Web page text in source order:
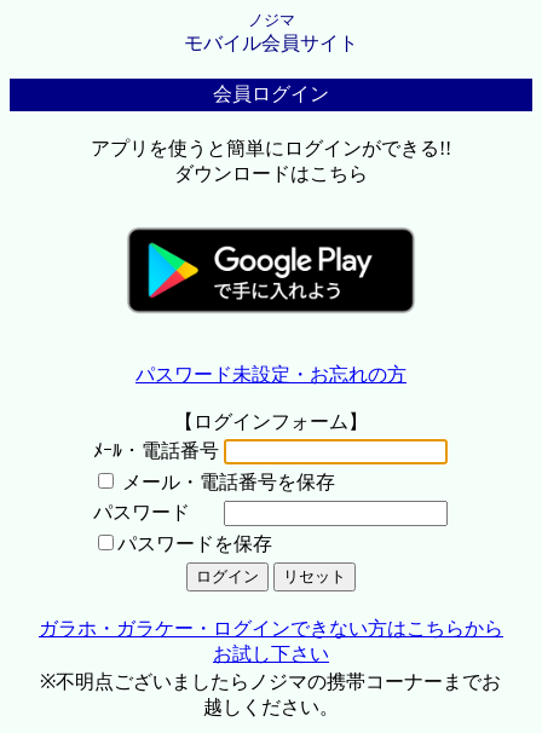
ノジマ
モバイル会員サイト
会員ログイン
アプリを使うと簡単にログインができる!!
ダウンロードはこちら
パスワード未設定・お忘れの方
【ログインフォーム】
ﾒｰﾙ・電話番号
メール・電話番号を保存
パスワード
パスワードを保存
ガラホ・ガラケー・ログインできない方はこちらから
お試し下さい
※不明点ございましたらノジマの携帯コーナーまでお
越しください。